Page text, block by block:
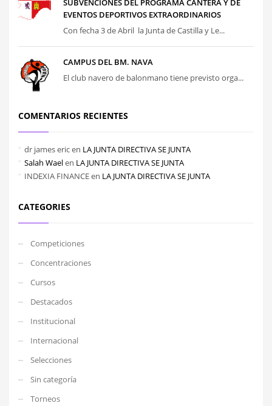
EVENTOS DEPORTIVOS EXTRAORDINARIOS
Con fecha 3 de Abril la Junta de Castilla y Le...
CAMPUS DEL BM. NAVA
El club navero de balonmano tiene previsto orga...
COMENTARIOS RECIENTES
dr james ericen LA JUNTA DIRECTIVA SE JUNTA
Salah Waelen LA JUNTA DIRECTIVA SE JUNTA
INDEXIA FINANCEen LA JUNTA DIRECTIVA SE JUNTA
CATEGORIES
Competiciones
Concentraciones
Cursos
Destacados
Institucional
Internacional
Selecciones
Sin categoría
Torneos